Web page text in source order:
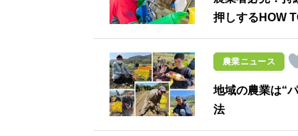
押しするHOW
農業ニュース
地域の農業は“
法